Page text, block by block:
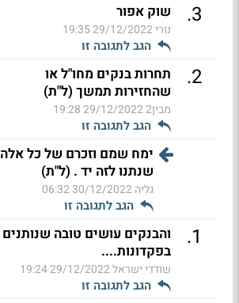
3
. שוק אפור
נורי29/12/2022 19:35
הגב לתגובה זו
2
.
תחרות בנקים מחו"ל או
שהחזירות תמשך (ל"ת)
מבין2 29/12/2022 19:28
הגב לתגובה זו
ימח שמם וזכרם של כל אלה
שנתנו לזה יד . (ל"ת)
גליה30/12/2022 06:32
הגב לתגובה זו
1
.
והבנקים עושים טובה שנותנים
בפקדונות....
שודדי ישראל29/12/2022 19:24
הגב לתגובה זו